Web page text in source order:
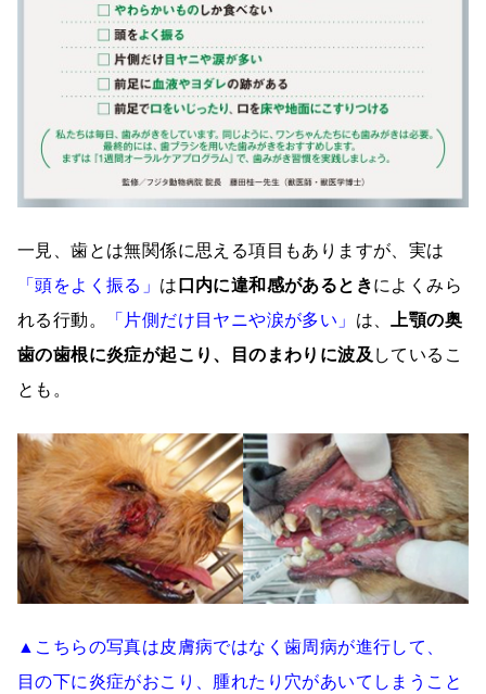
一見、歯とは無関係に思える項目もありますが、実は
「頭をよく振る」 は 口内に違和感があるときによくみら
れる行動。
「片側だけ目ヤニや涙が多い」 は、
上顎の奥
歯の歯根に炎症が起こり、目のまわりに波及 しているこ
とも。
▲こちらの写真は皮膚病ではなく歯周病が進行して、
目の下に炎症がおこり、腫れたり穴があいてしまうこと